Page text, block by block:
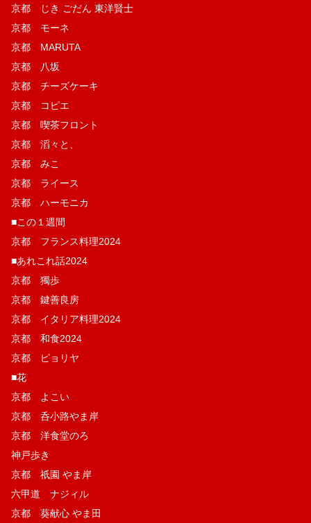
京都 じき ごだん 東洋賢士
京都 モーネ
京都 MARUTA
京都 八坂
京都 チーズケーキ
京都 コピエ
京都 喫茶フロント
京都 滔々と、
京都 みこ
京都 ライース
京都 ハーモニカ
■この１週間
京都 フランス料理2024
■あれこれ話2024
京都 獨歩
京都 鍵善良房
京都 イタリア料理2024
京都 和食2024
京都 ピョリヤ
■花
京都 よこい
京都 呑小路やま岸
京都 洋食堂のろ
神戸歩き
京都 祇園 やま岸
六甲道 ナジィル
京都 葵献心 やま田